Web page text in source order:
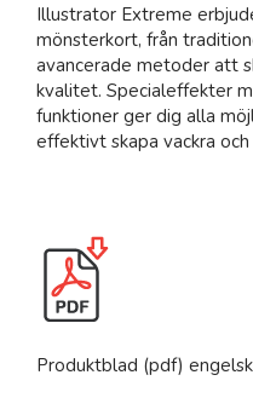
Illustrator Extreme
mönsterkort, från
avancerade metoder att
kvalitet. Specialeffekter
funktioner ger dig alla
effektivt skapa vackra
Produktblad (pdf)